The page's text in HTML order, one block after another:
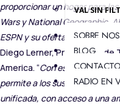
VAL SIN
SOBRE
BLOG
CONTACTO
RADIO EN
proporcionar un hogar para
Wars y National Geographic.
ESPN y su oferta deportiva,
Diego Lerner, Presidente de
America. “Con esta
permite a los suscriptores
unificada, con acceso a una